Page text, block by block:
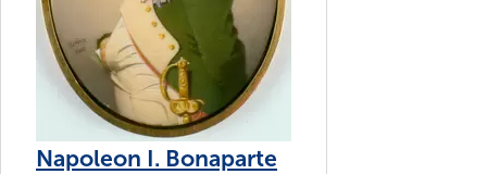
Napoleon I. Bonaparte